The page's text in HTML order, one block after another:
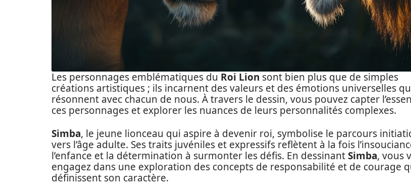
Les personnages emblématiques du Roi Lion sont bien plus que de simples
créations artistiques ; ils incarnent des valeurs et des émotions universelles
résonnent avec chacun de nous. À travers le dessin, vous pouvez capter
ces personnages et explorer les nuances de leurs personnalités complexes.
Simba, le jeune lionceau qui aspire à devenir roi, symbolise le parcours
vers l’âge adulte. Ses traits juvéniles et expressifs reflètent à la fois
l’enfance et la détermination à surmonter les défis. En dessinantSimba, vous
engagez dans une exploration des concepts de responsabilité et de courage
définissent son caractère.